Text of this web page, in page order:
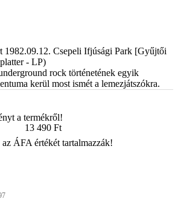
1982.09.12. Csepeli Ifjúsági Park [Gyűjtői
- LP)
rock történetének egyik
kerül most ismét a lemezjátszókra.
a termékről!
13 490 Ft
ÁFA értékét tartalmazzák!